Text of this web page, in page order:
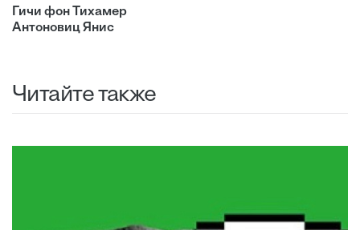
Гичи фон Тихамер
Антоновиц Янис
Читайте также